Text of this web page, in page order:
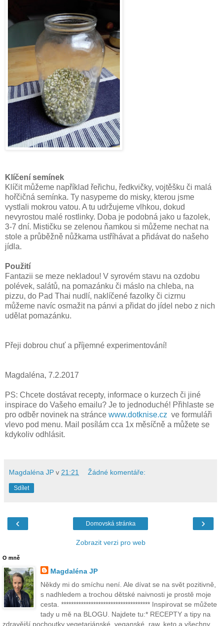
Klíčení semínek
Klíčit můžeme například řeřichu, ředkvičky, vojtěšku či malá
hořčičná semínka. Ty nasypeme do misky, kterou jsme
vystlali mokrou vatou. A tu udržujeme vlhkou, dokud
nevyrostou malé rostlinky. Doba je podobná jako u fazolek,
3-7 dní. Mističku se zelenou ňamkou si můžeme nechat na
stole a průběžně nůžkama ustříhávat a přidávat do našeho
jídla.
Použití
Fantazii se meze nekladou! V syrovém stavu na ozdobu
polévek, salátů, na pomazánku či máslo na chleba, na
pizzu, do Pad Thai nudlí, naklíčené fazolky či cizrnu
můžeme navíc osmažit na pánvi a přidat do jídel nebo z nich
udělat pomazánku.
Přeji dobrou chuť a příjemné experimentování!
Magdaléna, 7.2.2017
PS: Chcete dostávat recepty, informace o kurzech či jiné
inspirace do Vašeho emailu? Je to jednoduché! Přihlaste se
pro odběr novinek na stránce www.dotknise.cz ve formuláři
vlevo pod menu. Mail posílám cca 1x měsíčně a můžete se
kdykoliv odhlásit.
Magdaléna JP v 21:21 Žádné komentáře:
Sdílet
‹ ›
Domovská stránka
Zobrazit verzi pro web
O mně
Magdaléna JP
Někdy mi do smíchu není. Ale dívat se na svět pozitivně,
s nadhledem a trochou dětské naivnosti je prostě moje
cesta. ************************************ Inspirovat se můžete
tady u mě na BLOGU. Najdete tu:* RECEPTY a tipy na
zdravější pochoutky vegetariánské, veganské, raw, keto a všechny